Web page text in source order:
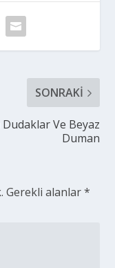
SONRAKI
Dudaklar Ve Beyaz
Duman
Gerekli alanlar*